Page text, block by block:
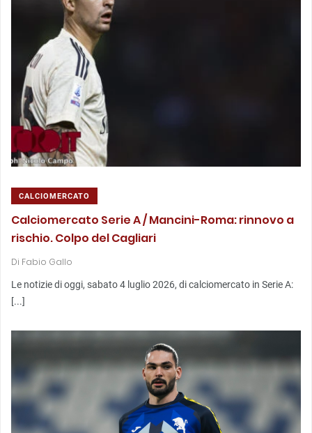
CALCIOMERCATO
Calciomercato Serie A / Mancini-Roma: rinnovo a
rischio. Colpo del Cagliari
Di Fabio Gallo
Le notizie di oggi, sabato 4 luglio 2026, di calciomercato in Serie A:
[...]